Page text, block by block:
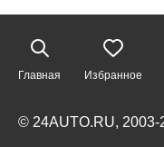
Главная Избранное
© 24AUTO.RU, 2003-